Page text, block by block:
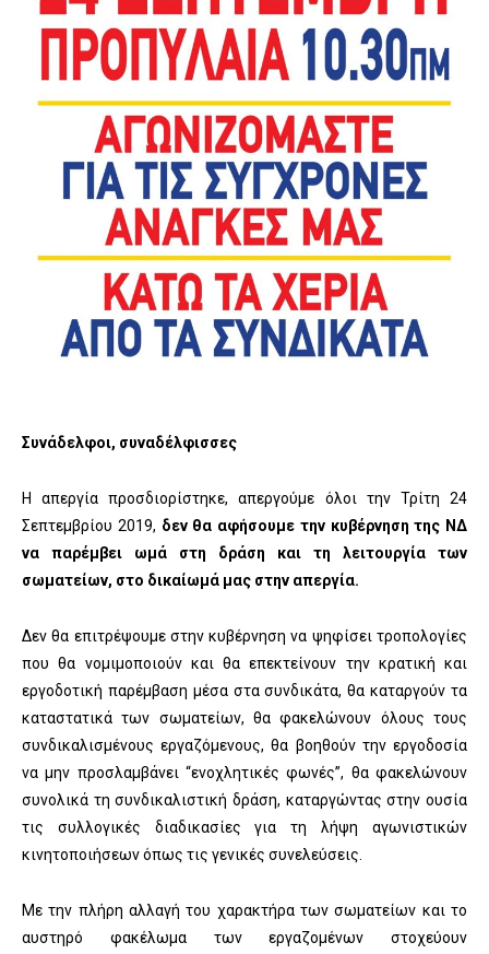
Συνάδελφοι, συναδέλφισσες
H απεργία προσδιορίστηκε, απεργούμε όλοι την Τρίτη 24
Σεπτεμβρίου 2019, δεν θα αφήσουμε την κυβέρνηση της ΝΔ
να παρέμβει ωμά στη δράση και τη λειτουργία των
σωματείων, στο δικαίωμά μας στην απεργία.
Δεν θα επιτρέψουμε στην κυβέρνηση να ψηφίσει τροπολογίες
που θα νομιμοποιούν και θα επεκτείνουν την κρατική και
εργοδοτική παρέμβαση μέσα στα συνδικάτα, θα καταργούν τα
καταστατικά των σωματείων, θα φακελώνουν όλους τους
συνδικαλισμένους εργαζόμενους, θα βοηθούν την εργοδοσία
να μην προσλαμβάνει “ενοχλητικές φωνές”, θα φακελώνουν
συνολικά τη συνδικαλιστική δράση, καταργώντας στην ουσία
τις συλλογικές διαδικασίες για τη λήψη αγωνιστικών
κινητοποιήσεων όπως τις γενικές συνελεύσεις.
Με την πλήρη αλλαγή του χαρακτήρα των σωματείων και το
αυστηρό φακέλωμα των εργαζομένων στοχεύουν